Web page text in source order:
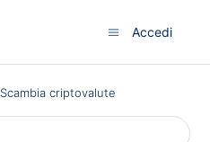
Accedi
Scambia criptovalute